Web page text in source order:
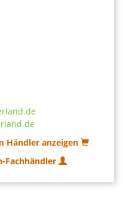
Händler anzeigen
Fachhändler